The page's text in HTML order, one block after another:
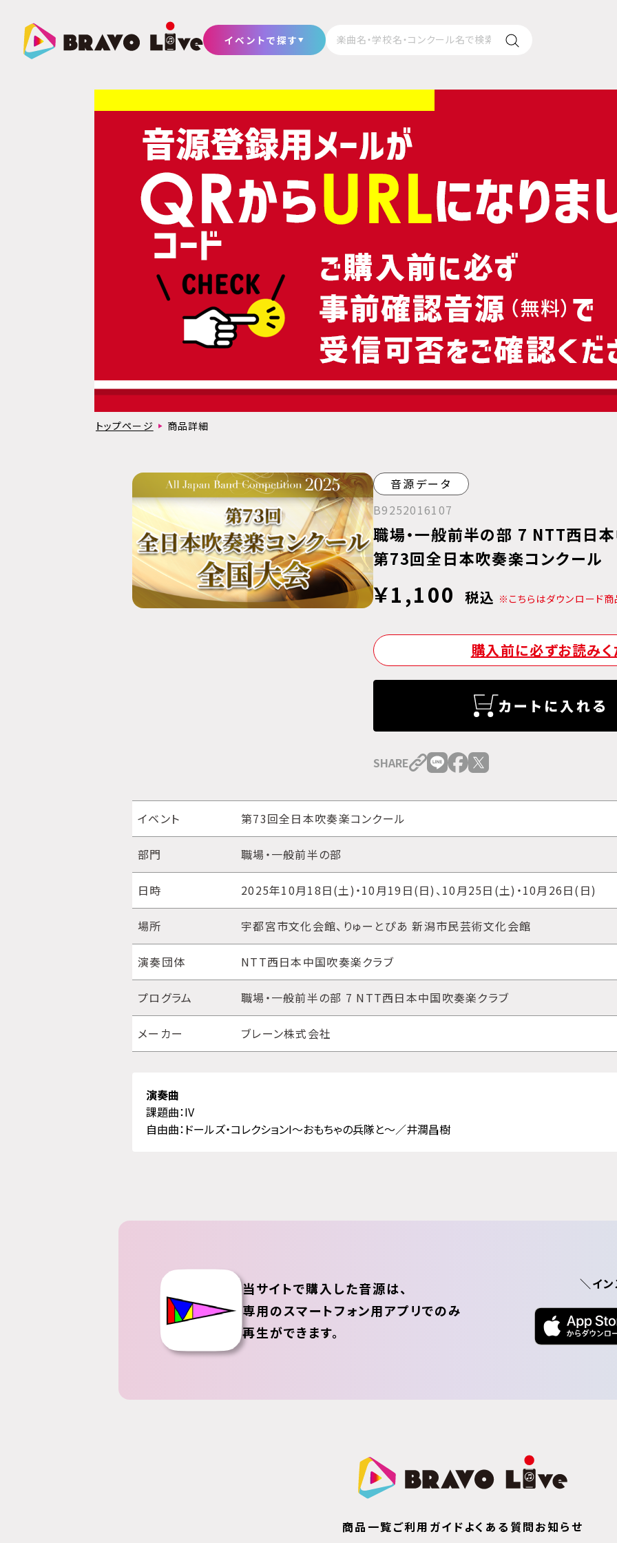
イベントで探す
トップページ 商品詳細
音源データ
B9252016107
職場・一般前半の部 7 NTT西日
第73回全日本吹奏楽コンクール
￥1,100 税込 ※こちらはダウンロード
購入前に必ずお読み
カートに入れる
SHARE
イベント 第73回全日本吹奏楽コンクール
部門 職場・一般前半の部
日時 2025年10月18日(土)・10月19日(日)、10月25日(土)・10月26日(日)
場所 宇都宮市文化会館、りゅーとぴあ 新潟市民芸術文化会館
演奏団体 NTT西日本中国吹奏楽クラブ
プログラム 職場・一般前半の部 7 NTT西日本中国吹奏楽クラブ
メーカー ブレーン株式会社
演奏曲
課題曲：IV
自由曲：ドールズ・コレクションI～おもちゃの兵隊と～／井澗昌樹
当サイトで購入した音源は、
専用のスマートフォン用アプリでのみ
再生ができます。
＼イ
商品一覧ご利用ガイドよくある質問お知らせ